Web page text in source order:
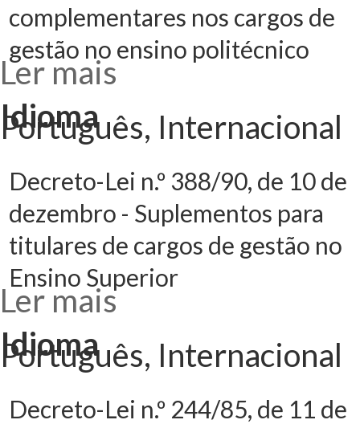
complementares nos cargos de
gestão no ensino politécnico
Ler mais acerca de
julho -
Remunerações
complementares
nos cargos de
gestão no ensino
politécnico
Idioma
Português, Internacional
Decreto-Lei n.º 388/90, de 10 de
dezembro - Suplementos para
titulares de cargos de gestão no
Ensino Superior
Ler mais
dezembro -
Suplementos
para titulares de
cargos de gestão
no Ensino
Superior
Idioma
Português, Internacional
Decreto-Lei n.º 244/85, de 11 de